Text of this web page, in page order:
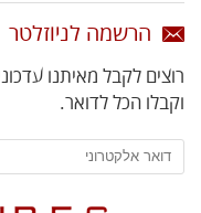
הרשמה לניוזלטר
רוצים לקבל מאיתנו
וקבלו הכל לדואר.